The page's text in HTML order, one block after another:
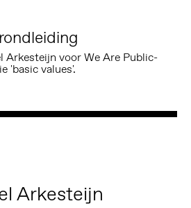
Arkesteijn voor We Are Public-
'basic values'.
Arkesteijn